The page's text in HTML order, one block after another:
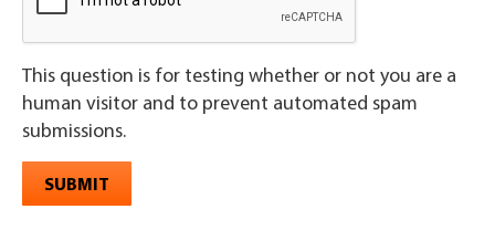
This question is for testing whether or not you are a
human visitor and to prevent automated spam
submissions.
SUBMIT